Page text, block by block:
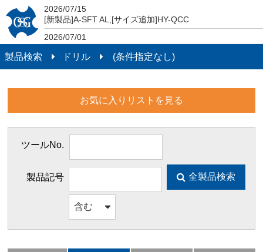
製品検索
2026/07/15
[新製品]A-SFT AL,[サイズ追加]HY-QCC
2026/07/01
DXF（2次元）及びSTEP（3次元）データがダウンロード
できるようになりました。
製品検索 ドリル (条件指定なし)
お気に入りリストを見る
ツールNo.
製品記号 全製品検索